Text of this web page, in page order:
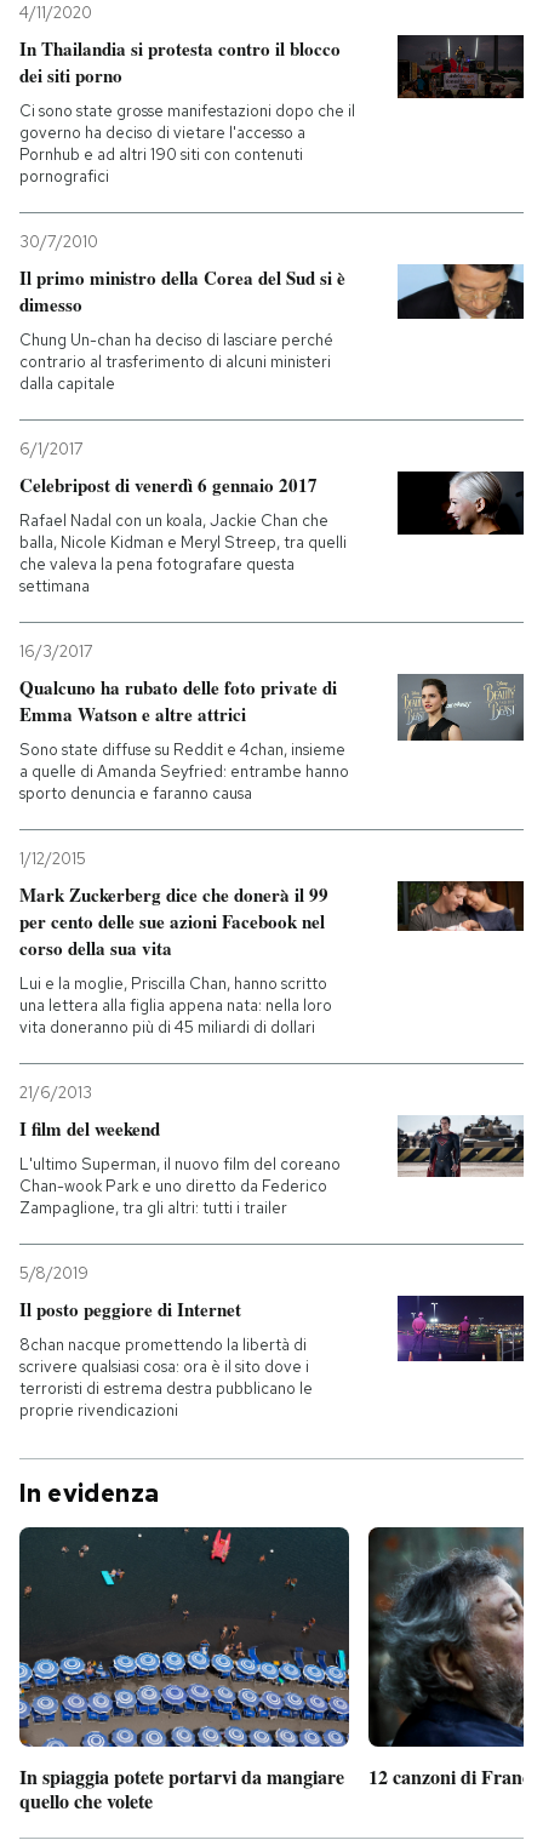
4/11/2020
In Thailandia si protesta contro il blocco
dei siti porno
Ci sono state grosse manifestazioni dopo che il
governo ha deciso di vietare l'accesso a
Pornhub e ad altri 190 siti con contenuti
pornografici
30/7/2010
Il primo ministro della Corea del Sud si è
dimesso
Chung Un-chan ha deciso di lasciare perché
contrario al trasferimento di alcuni ministeri
dalla capitale
6/1/2017
Celebripost di venerdì 6 gennaio 2017
Rafael Nadal con un koala, Jackie Chan che
balla, Nicole Kidman e Meryl Streep, tra quelli
che valeva la pena fotografare questa
settimana
16/3/2017
Qualcuno ha rubato delle foto private di
Emma Watson e altre attrici
Sono state diffuse su Reddit e 4chan, insieme
a quelle di Amanda Seyfried: entrambe hanno
sporto denuncia e faranno causa
1/12/2015
Mark Zuckerberg dice che donerà il 99
per cento delle sue azioni Facebook nel
corso della sua vita
Lui e la moglie, Priscilla Chan, hanno scritto
una lettera alla figlia appena nata: nella loro
vita doneranno più di 45 miliardi di dollari
21/6/2013
I film del weekend
L'ultimo Superman, il nuovo film del coreano
Chan-wook Park e uno diretto da Federico
Zampaglione, tra gli altri: tutti i trailer
5/8/2019
Il posto peggiore di Internet
8chan nacque promettendo la libertà di
scrivere qualsiasi cosa: ora è il sito dove i
terroristi di estrema destra pubblicano le
proprie rivendicazioni
In evidenza
In spiaggia potete portarvi da mangiare
quello che volete
12 canzoni di